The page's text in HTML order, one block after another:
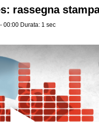
rassegna
00:00 Durata: 1 sec